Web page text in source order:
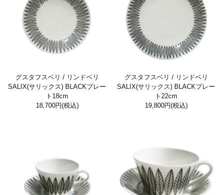
グスタフスベリ / リンドベリ
SALIX(サリックス) BLACKプレー
ト18cm
18,700円(税込)
グスタフスベリ / リンドベリ
SALIX(サリックス) BLACKプレー
ト22cm
19,800円(税込)